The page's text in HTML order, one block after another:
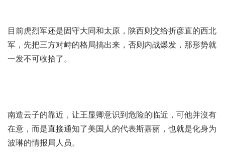
目前虎烈军还是固守大同和太原，陕西则交给折彦直的西北
军，先把三方对峙的格局搞出来，否则内战爆发，那形势就
一发不可收拾了。
南造云子的靠近，让王显卿意识到危险的临近，可他并沒有
在意，而是直接通知了美国人的代表斯嘉丽，也就是化身为
波琳的情报局人员。